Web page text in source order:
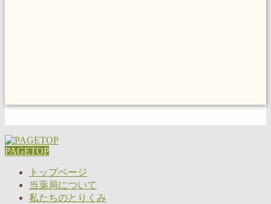
PAGETOP
トップページ
当薬局について
私たちのとりくみ